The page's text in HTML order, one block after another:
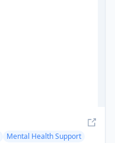
Mental Health Support